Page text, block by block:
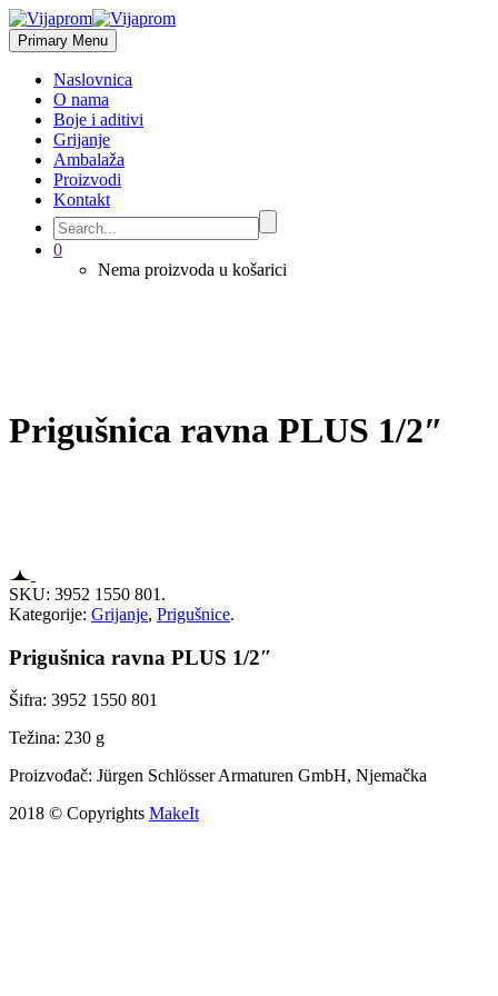
Primary Menu
Naslovnica
O nama
Boje i aditivi
Grijanje
Ambalaža
Proizvodi
Kontakt
0
Nema proizvoda u košarici
Prigušnica ravna PLUS 1/2″
SKU: 3952 1550 801 .
Kategorije: Grijanje, Prigušnice.
Prigušnica ravna PLUS 1/2″
Šifra: 3952 1550 801
Težina: 230 g
Proizvođač: Jürgen Schlösser Armaturen GmbH, Njemačka
2018 © Copyrights MakeIt